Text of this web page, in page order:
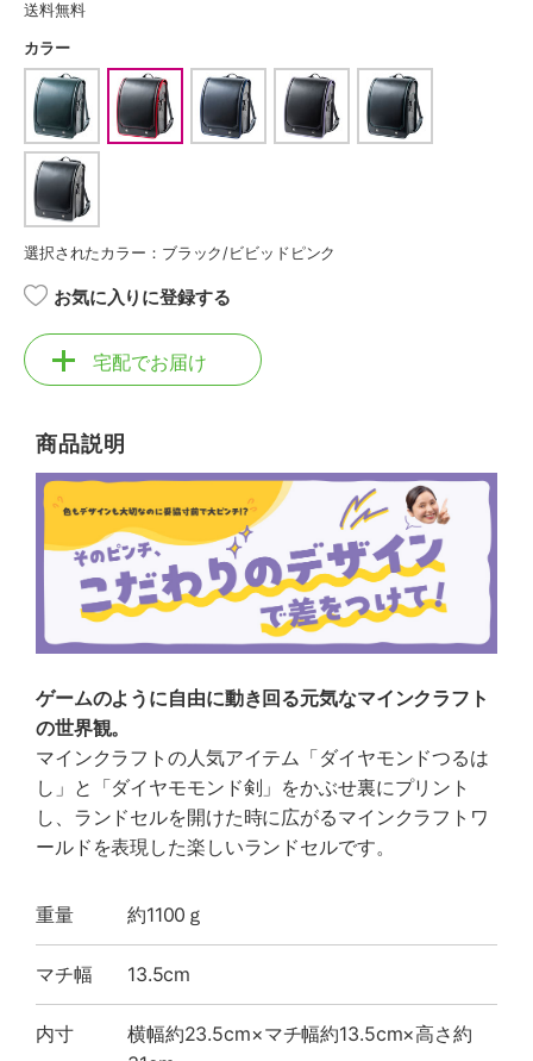
送料無料
カラー
選択されたカラー：ブラック/ビビッドピンク
お気に入りに登録する
宅配でお届け
商品説明
ゲームのように自由に動き回る元気なマインクラフト
の世界観。
マインクラフトの人気アイテム「ダイヤモンドつるは
し」と「ダイヤモモンド剣」をかぶせ裏にプリント
し、ランドセルを開けた時に広がるマインクラフトワ
ールドを表現した楽しいランドセルです。
重量 約1100ｇ
マチ幅 13.5cm
内寸
横幅約23.5cm×マチ幅約13.5cm×高さ約